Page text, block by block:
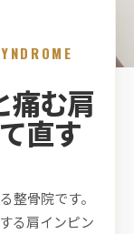
痛む肩
直す
整骨院です。
る肩インピン